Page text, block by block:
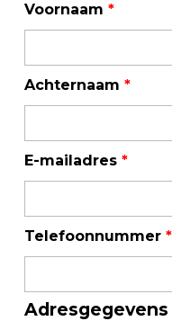
Voornaam *
Achternaam *
E-mailadres *
Telefoonnummer *
Adresgegevens